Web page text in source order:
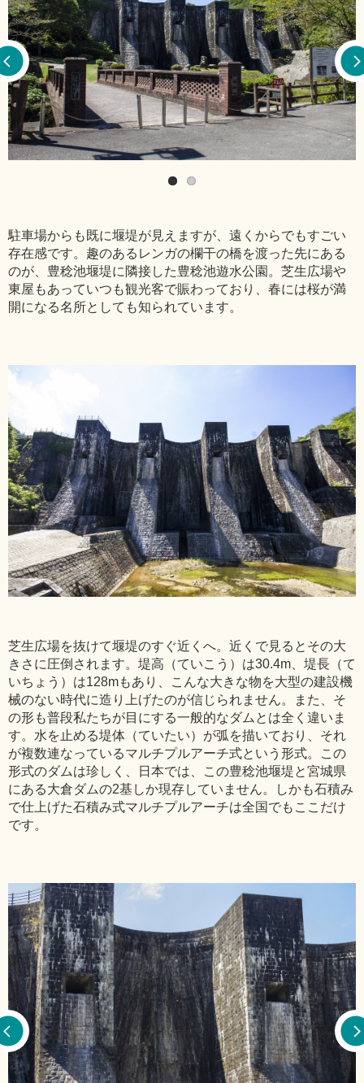
駐車場からも既に堰堤が見えますが、遠くからでもすごい
存在感です。趣のあるレンガの欄干の橋を渡った先にある
のが、豊稔池堰堤に隣接した豊稔池遊水公園。芝生広場や
東屋もあっていつも観光客で賑わっており、春には桜が満
開になる名所としても知られています。
芝生広場を抜けて堰堤のすぐ近くへ。近くで見るとその大
きさに圧倒されます。堤高（ていこう）は30.4m、堤長（て
いちょう）は128mもあり、こんな大きな物を大型の建設機
械のない時代に造り上げたのが信じられません。また、そ
の形も普段私たちが目にする一般的なダムとは全く違いま
す。水を止める堤体（ていたい）が弧を描いており、それ
が複数連なっているマルチプルアーチ式という形式。この
形式のダムは珍しく、日本では、この豊稔池堰堤と宮城県
にある大倉ダムの2基しか現存していません。しかも石積み
で仕上げた石積み式マルチプルアーチは全国でもここだけ
です。